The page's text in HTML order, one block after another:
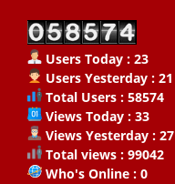
Users Today : 23
Users Yesterday : 21
Total Users : 58574
Views Today : 33
Views Yesterday : 27
Total views : 99042
Who's Online : 0